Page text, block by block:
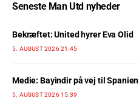
Seneste Man Utd nyheder
Bekræftet: United hyrer Eva Olid
5. AUGUST 2026 21:45
Medie: Bayindir på vej til Spanien
5. AUGUST 2026 15:39